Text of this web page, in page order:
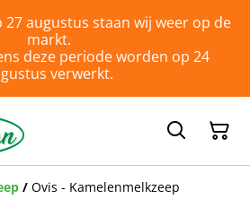
27 augustus staan wij weer op de
markt.
deze periode worden op 24
verwerkt.
/ Ovis - Kamelenmelkzeep